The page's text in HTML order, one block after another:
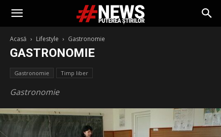
Acasă Lifestyle Gastronomie
GASTRONOMIE
Gastronomie Timp liber
Gastronomie